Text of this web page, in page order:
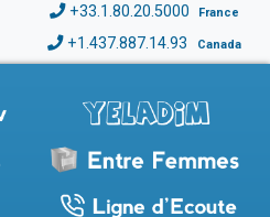
+33.1.80.20.5000 France
+1.437.887.14.93 Canada